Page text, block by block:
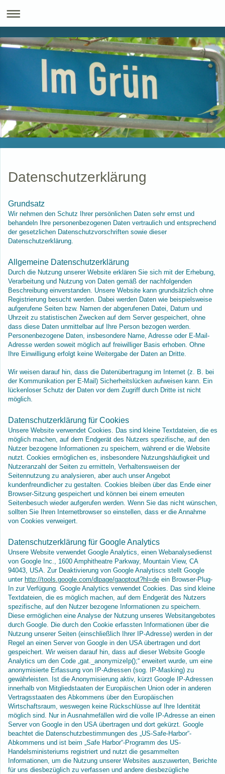
Datenschutzerklärung
Grundsatz
Wir nehmen den Schutz Ihrer persönlichen Daten sehr ernst und
behandeln Ihre personenbezogenen Daten vertraulich und entsprechend
der gesetzlichen Datenschutzvorschriften sowie dieser
Datenschutzerklärung.
Allgemeine Datenschutzerklärung
Durch die Nutzung unserer Website erklären Sie sich mit der Erhebung,
Verarbeitung und Nutzung von Daten gemäß der nachfolgenden
Beschreibung einverstanden. Unsere Website kann grundsätzlich ohne
Registrierung besucht werden. Dabei werden Daten wie beispielsweise
aufgerufene Seiten bzw. Namen der abgerufenen Datei, Datum und
Uhrzeit zu statistischen Zwecken auf dem Server gespeichert, ohne
dass diese Daten unmittelbar auf Ihre Person bezogen werden.
Personenbezogene Daten, insbesondere Name, Adresse oder E-Mail-
Adresse werden soweit möglich auf freiwilliger Basis erhoben. Ohne
Ihre Einwilligung erfolgt keine Weitergabe der Daten an Dritte.
Wir weisen darauf hin, dass die Datenübertragung im Internet (z. B. bei
der Kommunikation per E-Mail) Sicherheitslücken aufweisen kann. Ein
lückenloser Schutz der Daten vor dem Zugriff durch Dritte ist nicht
möglich.
Datenschutzerklärung für Cookies
Unsere Website verwendet Cookies. Das sind kleine Textdateien, die es
möglich machen, auf dem Endgerät des Nutzers spezifische, auf den
Nutzer bezogene Informationen zu speichern, während er die Website
nutzt. Cookies ermöglichen es, insbesondere Nutzungshäufigkeit und
Nutzeranzahl der Seiten zu ermitteln, Verhaltensweisen der
Seitennutzung zu analysieren, aber auch unser Angebot
kundenfreundlicher zu gestalten. Cookies bleiben über das Ende einer
Browser-Sitzung gespeichert und können bei einem erneuten
Seitenbesuch wieder aufgerufen werden. Wenn Sie das nicht wünschen,
sollten Sie Ihren Internetbrowser so einstellen, dass er die Annahme
von Cookies verweigert.
Datenschutzerklärung für Google Analytics
Unsere Website verwendet Google Analytics, einen Webanalysedienst
von Google Inc., 1600 Amphitheatre Parkway, Mountain View, CA
94043, USA. Zur Deaktivierung von Google Analytiscs stellt Google
unter http://tools.google.com/dlpage/gaoptout?hl=de ein Browser-Plug-
In zur Verfügung. Google Analytics verwendet Cookies. Das sind kleine
Textdateien, die es möglich machen, auf dem Endgerät des Nutzers
spezifische, auf den Nutzer bezogene Informationen zu speichern.
Diese ermöglichen eine Analyse der Nutzung unseres Websitangebotes
durch Google. Die durch den Cookie erfassten Informationen über die
Nutzung unserer Seiten (einschließlich Ihrer IP-Adresse) werden in der
Regel an einen Server von Google in den USA übertragen und dort
gespeichert. Wir weisen darauf hin, dass auf dieser Website Google
Analytics um den Code „gat._anonymizeIp();“ erweitert wurde, um eine
anonymisierte Erfassung von IP-Adressen (sog. IP-Masking) zu
gewährleisten. Ist die Anonymisierung aktiv, kürzt Google IP-Adressen
innerhalb von Mitgliedstaaten der Europäischen Union oder in anderen
Vertragsstaaten des Abkommens über den Europäischen
Wirtschaftsraum, weswegen keine Rückschlüsse auf Ihre Identität
möglich sind. Nur in Ausnahmefällen wird die volle IP-Adresse an einen
Server von Google in den USA übertragen und dort gekürzt. Google
beachtet die Datenschutzbestimmungen des „US-Safe-Harbor“-
Abkommens und ist beim „Safe Harbor“-Programm des US-
Handelsministeriums registriert und nutzt die gesammelten
Informationen, um die Nutzung unserer Websites auszuwerten, Berichte
für uns diesbezüglich zu verfassen und andere diesbezügliche